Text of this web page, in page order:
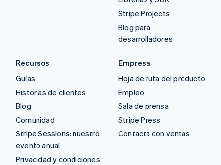
Stripe Projects
Blog para
desarrolladores
Recursos
Guías
Historias de clientes
Blog
Comunidad
Stripe Sessions: nuestro
evento anual
Privacidad y condiciones
Empresa
Hoja de ruta del producto
Empleo
Sala de prensa
Stripe Press
Contacta con ventas